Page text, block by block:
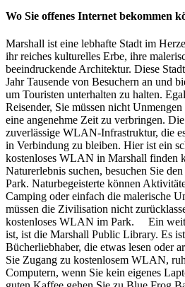
Wo Sie offenes Internet bekommen
Marshall ist eine lebhafte Stadt im
ihr reiches kulturelles Erbe, ihre
beeindruckende Architektur. Diese
Jahr Tausende von Besuchern an und
um Touristen unterhalten zu halten.
Reisender, Sie müssen nicht
eine angenehme Zeit zu verbringen.
zuverlässige WLAN-Infrastruktur, die
in Verbindung zu bleiben. Hier ist ein
kostenloses WLAN in Marshall
Naturerlebnis suchen, besuchen Sie
Park. Naturbegeisterte können
Camping oder einfach die malerische
müssen die Zivilisation nicht
kostenloses WLAN im Park. Ein
ist, ist die Marshall Public Library. Es
Bücherliebhaber, die etwas lesen oder
Sie Zugang zu kostenlosem WLAN,
Computern, wenn Sie kein eigenes